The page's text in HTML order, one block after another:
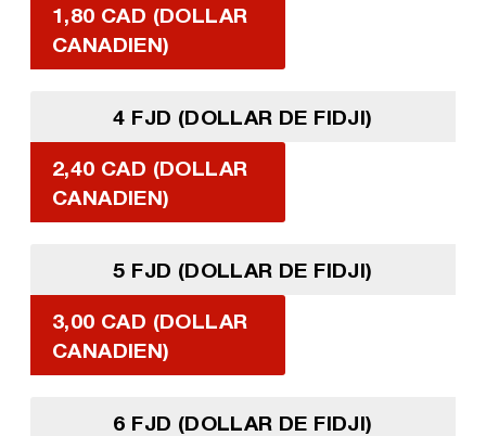
1,80 CAD (DOLLAR
CANADIEN)
4 FJD (DOLLAR DE FIDJI)
2,40 CAD (DOLLAR
CANADIEN)
5 FJD (DOLLAR DE FIDJI)
3,00 CAD (DOLLAR
CANADIEN)
6 FJD (DOLLAR DE FIDJI)